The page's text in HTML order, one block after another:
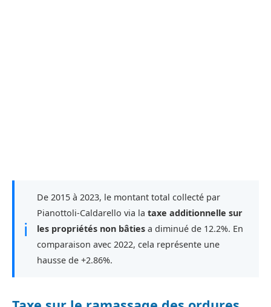
ℹ
De 2015 à 2023, le montant total collecté par
Pianottoli-Caldarello via la taxe additionnelle sur
les propriétés non bâties a diminué de 12.2%. En
comparaison avec 2022, cela représente une
hausse de +2.86%.